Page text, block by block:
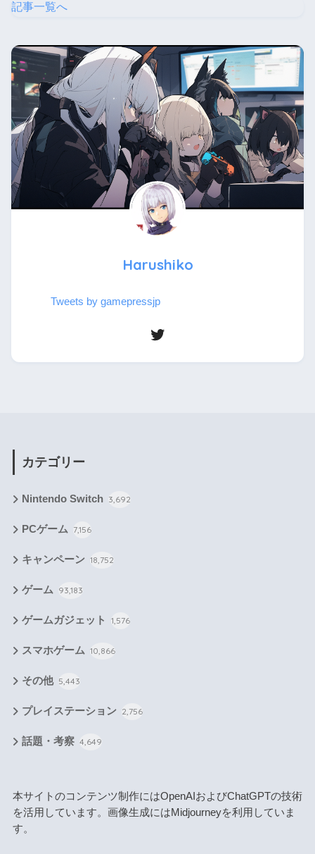
記事一覧へ
Harushiko
Tweets by gamepressjp
カテゴリー
Nintendo Switch 3,692
PCゲーム 7,156
キャンペーン 18,752
ゲーム 93,183
ゲームガジェット 1,576
スマホゲーム 10,866
その他 5,443
プレイステーション 2,756
話題・考察 4,649
本サイトのコンテンツ制作にはOpenAIおよびChatGPTの技術
を活用しています。画像生成にはMidjourneyを利用していま
す。